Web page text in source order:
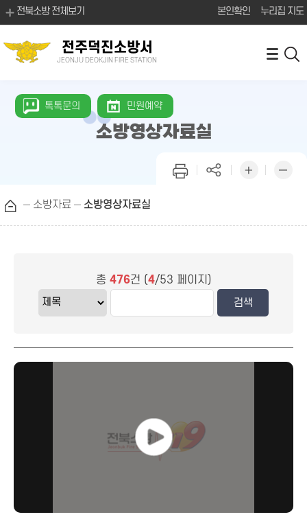
전북소방 전체보기 본인확인 누리집 지도
전주덕진소방서
JEONJU DEOKJIN FIRE STATION
톡톡문의 민원예약
소방영상자료실
소방자료 소방영상자료실
총 476건 (4/53 페이지)